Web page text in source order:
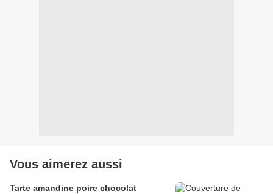
Vous aimerez aussi
Tarte amandine poire chocolat